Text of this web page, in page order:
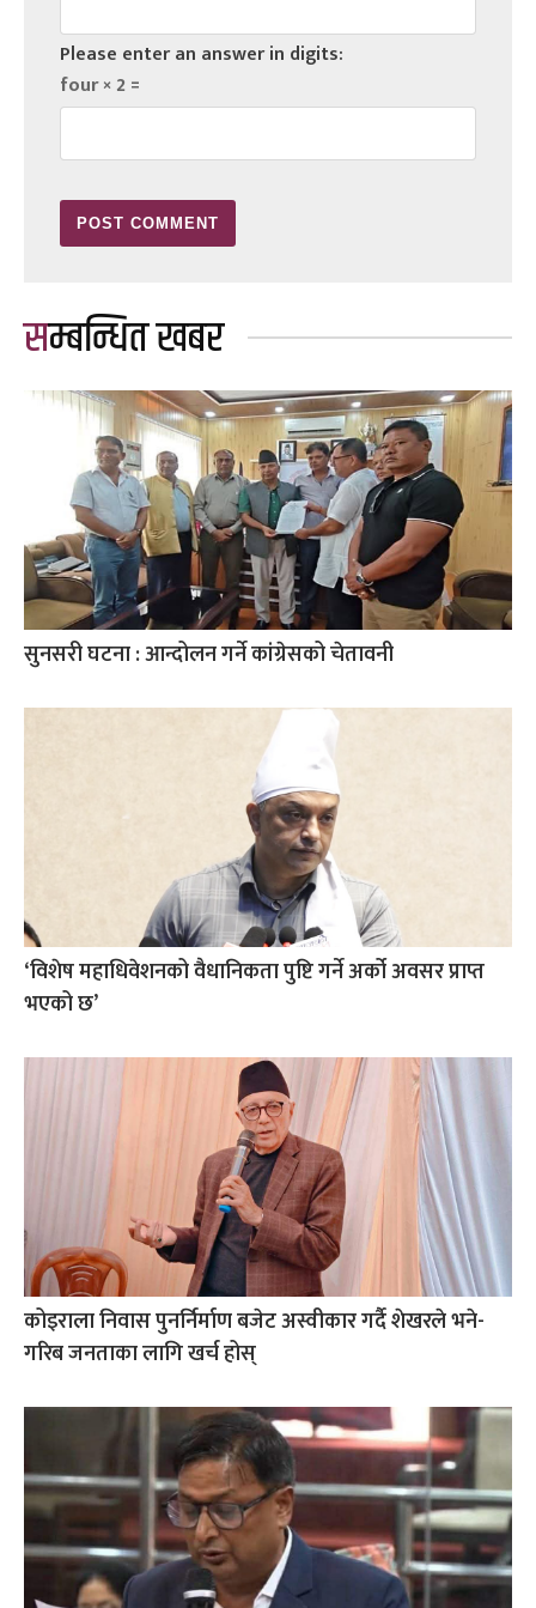
Please enter an answer in digits:
four × 2 =
सम्बन्धित खबर
सुनसरी घटना : आन्दोलन गर्ने कांग्रेसको चेतावनी
‘विशेष महाधिवेशनको वैधानिकता पुष्टि गर्ने अर्को अवसर प्राप्त
भएको छ’
कोइराला निवास पुनर्निर्माण बजेट अस्वीकार गर्दै शेखरले भने-
गरिब जनताका लागि खर्च होस्